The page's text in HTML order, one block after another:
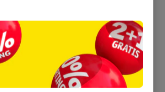
belangrijk dat je je ervan bewust bent
producten kunnen je huid laten
dit effect hebben.